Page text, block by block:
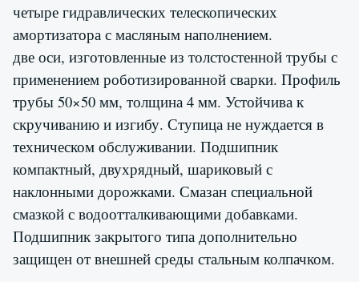
четыре гидравлических телескопических
амортизатора с масляным наполнением.
две оси, изготовленные из толстостенной трубы с
применением роботизированной сварки. Профиль
трубы 50×50 мм, толщина 4 мм. Устойчива к
скручиванию и изгибу. Ступица не нуждается в
техническом обслуживании. Подшипник
компактный, двухрядный, шариковый с
наклонными дорожками. Смазан специальной
смазкой с водоотталкивающими добавками.
Подшипник закрытого типа дополнительно
защищен от внешней среды стальным колпачком.